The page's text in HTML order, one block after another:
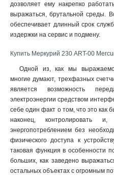
дозволяет ему накрепко
выражаться, брутальной среды.
обеспечивает длинный срок
издержки на сервис и подмену.
Купить Меркурий 230 АRT-00
Одной из, как мы
многие думают, трехфазных
является возможность
электроэнергии средством
себе один факт о том, что это как
наконец, контролировать
энергопотреблением без
физического доступа к
таковая функция в особенности
больших, как заведено
остальных объектах с огромным